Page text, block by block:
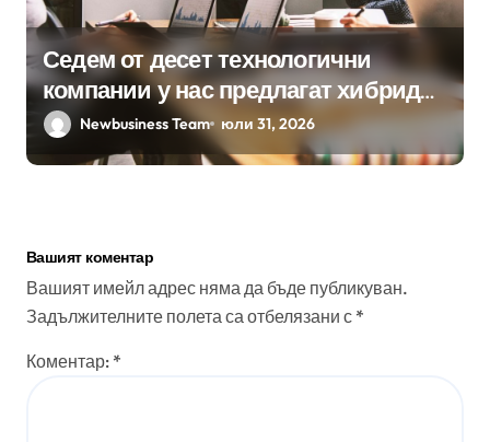
Седем от десет технологични
компании у нас предлагат хибридна
работаNewbusiness Team юли 31, 2026
Вашият коментар
Вашият имейл адрес няма да бъде публикуван.
Задължителните полета са отбелязани с *
Коментар: *